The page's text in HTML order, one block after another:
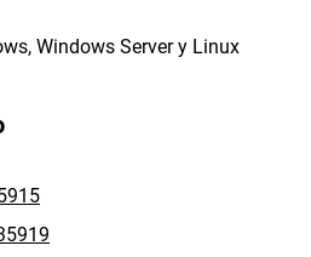
Windows Server y Linux